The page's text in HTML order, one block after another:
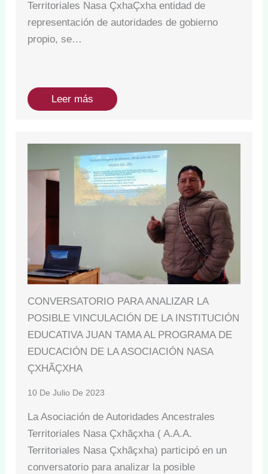
Territoriales Nasa ÇxhaÇxha entidad de
representación de autoridades de gobierno
propio, se…
Leer más
CONVERSATORIO PARA ANALIZAR LA
POSIBLE VINCULACIÓN DE LA INSTITUCIÓN
EDUCATIVA JUAN TAMA AL PROGRAMA DE
EDUCACIÓN DE LA ASOCIACIÓN NASA
ÇXHÃÇXHA
10 De Julio De 2023
La Asociación de Autoridades Ancestrales
Territoriales Nasa Çxhãçxha ( A.A.A.
Territoriales Nasa Çxhãçxha) participó en un
conversatorio para analizar la posible